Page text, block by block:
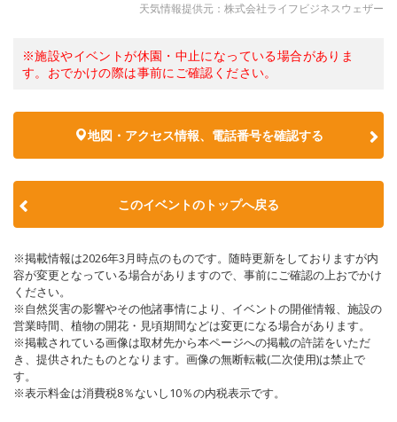
天気情報提供元：株式会社ライフビジネスウェザー
※施設やイベントが休園・中止になっている場合がありま
す。おでかけの際は事前にご確認ください。
地図・アクセス情報、電話番号を確認する
このイベントのトップへ戻る
※掲載情報は2026年3月時点のものです。随時更新をしておりますが内
容が変更となっている場合がありますので、事前にご確認の上おでかけ
ください。
※自然災害の影響やその他諸事情により、イベントの開催情報、施設の
営業時間、植物の開花・見頃期間などは変更になる場合があります。
※掲載されている画像は取材先から本ページへの掲載の許諾をいただ
き、提供されたものとなります。画像の無断転載(二次使用)は禁止で
す。
※表示料金は消費税8％ないし10％の内税表示です。